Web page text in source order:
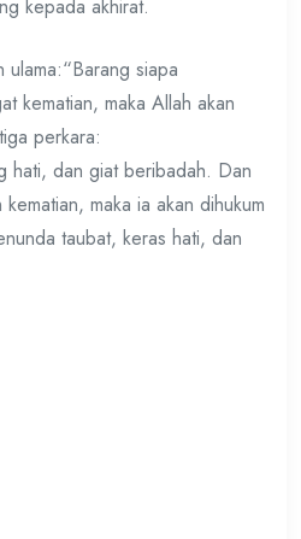
kepada akhirat.
siapa
kematian, maka Allah akan
perkara:
hati, dan giat beribadah. Dan
maka ia akan dihukum
taubat, keras hati, dan